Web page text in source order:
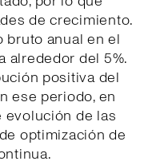
de crecimiento.
bruto anual en el
alrededor del 5%.
positiva del
ese periodo, en
de las
optimización de